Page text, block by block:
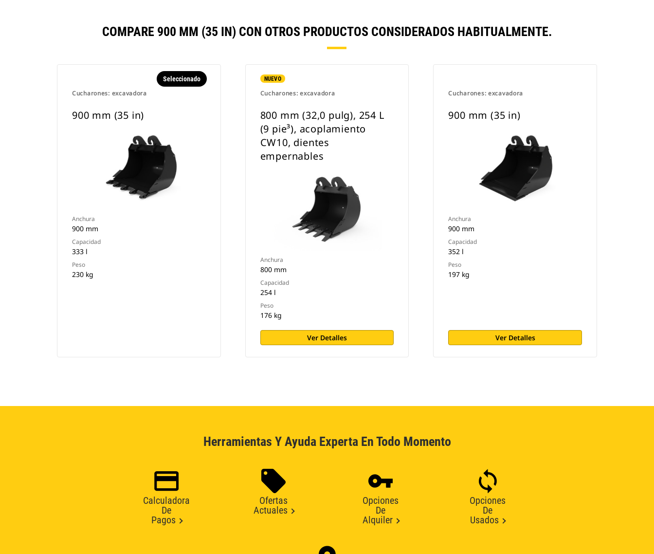
COMPARE 900 MM (35 IN) CON OTROS PRODUCTOS CONSIDERADOS HABITUALMENTE.
Cucharones: excavadora
Seleccionado
900 mm (35 in)
Anchura
900 mm
Capacidad
333 l
Peso
230 kg
NUEVO
Cucharones: excavadora
800 mm (32,0 pulg), 254 L
(9 pie³), acoplamiento
CW10, dientes
empernables
Anchura
800 mm
Capacidad
254 l
Peso
176 kg
Ver Detalles
Cucharones: excavadora
900 mm (35 in)
Anchura
900 mm
Capacidad
352 l
Peso
197 kg
Ver Detalles
Herramientas Y Ayuda Experta En Todo Momento
Calculadora
De
Pagos
Ofertas
Actuales
Opciones
De
Alquiler
Opciones
De
Usados